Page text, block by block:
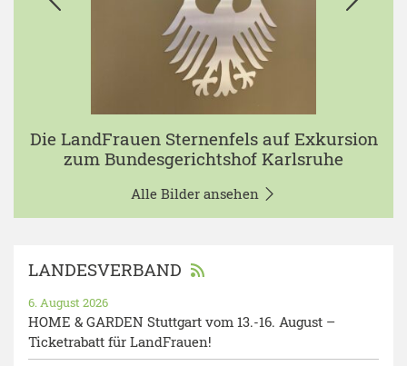
Die LandFrauen Sternenfels auf Exkursion
zum Bundesgerichtshof Karlsruhe
Alle Bilder ansehen
LANDESVERBAND
HOME & GARDEN Stuttgart vom 13.-16. August –
Ticketrabatt für LandFrauen!
6. August 2026